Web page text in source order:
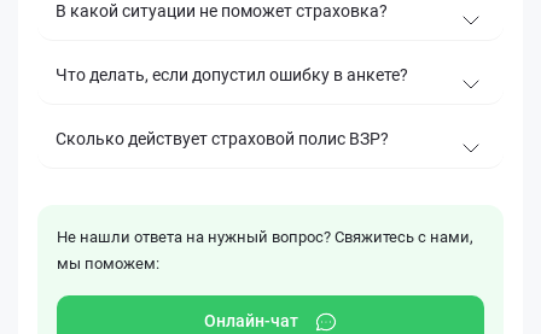
В какой ситуации не поможет страховка?
Что делать, если допустил ошибку в анкете?
Сколько действует страховой полис ВЗР?
Не нашли ответа на нужный вопрос? Свяжитесь с нами,
мы поможем:
Онлайн-чат